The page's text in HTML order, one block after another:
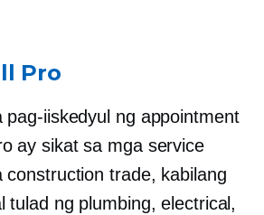
Pro
pag-iiskedyul ng appointment
ay sikat sa mga service
construction trade, kabilang
tulad ng plumbing, electrical,